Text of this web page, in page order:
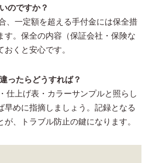
のですか？
、一定額を超える手付金には保全措
す。保全の内容（保証会社・保険な
くと安心です。
ったらどうすれば？
仕上げ表・カラーサンプルと照らし
早めに指摘しましょう。記録となる
、トラブル防止の鍵になります。